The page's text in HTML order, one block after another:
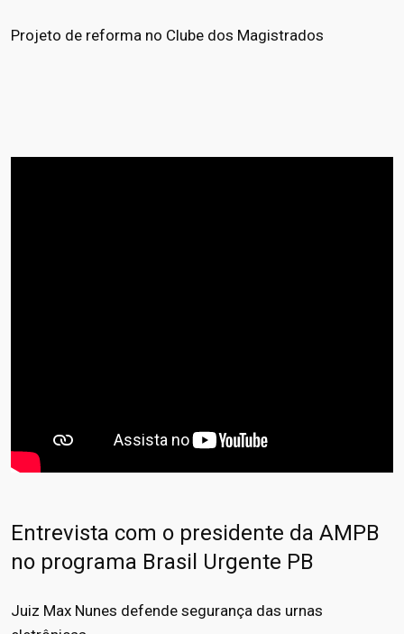
Projeto de reforma no Clube dos Magistrados
Entrevista com o presidente da AMPB
no programa Brasil Urgente PB
Juiz Max Nunes defende segurança das urnas